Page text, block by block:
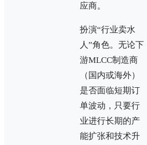
应商。
扮演“行业卖水
人”角色。无论下
游MLCC制造商
（国内或海外）
是否面临短期订
单波动，只要行
业进行长期的产
能扩张和技术升